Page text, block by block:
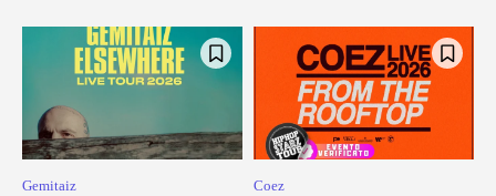
Gemitaiz Coez